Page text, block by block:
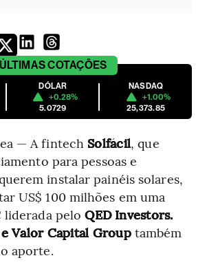
ÚLTIMASCOTAÇÕES
DÓLAR
+0.28%
5.0729
NASDAQ
+1.00%
25,373.85
— A fintech Solfácil, que
para pessoas e
instalar painéis solares,
US$ 100 milhões em uma
liderada peloQED Investors.
Valor Capital Grouptambém
aporte.